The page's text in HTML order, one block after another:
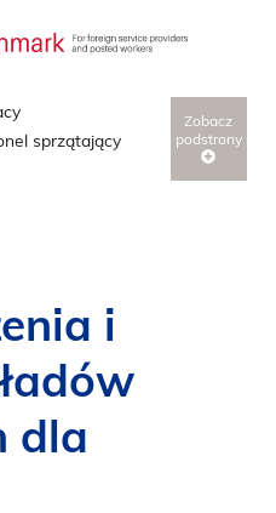
sprzątający
Zobacz
podstrony
i
dla